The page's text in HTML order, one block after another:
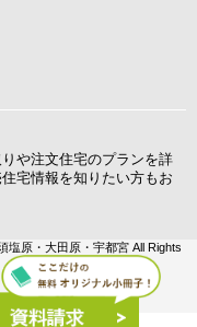
や注文住宅のプランを詳
宅情報を知りたい方もお
原・大田原・宇都宮 All Rights